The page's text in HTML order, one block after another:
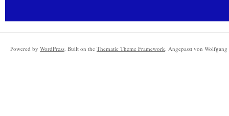
Powered by WordPress. Built on the Thematic Theme Framework. Angepasst von